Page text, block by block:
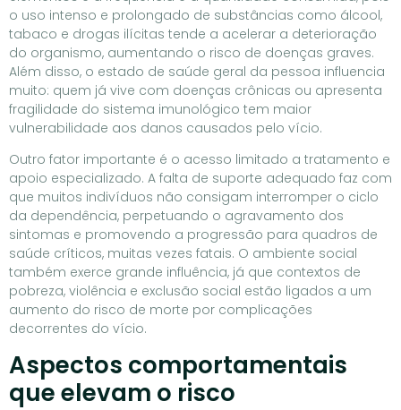
o uso intenso e prolongado de substâncias como álcool,
tabaco e drogas ilícitas tende a acelerar a deterioração
do organismo, aumentando o risco de doenças graves.
Além disso, o estado de saúde geral da pessoa influencia
muito: quem já vive com doenças crônicas ou apresenta
fragilidade do sistema imunológico tem maior
vulnerabilidade aos danos causados pelo vício.
Outro fator importante é o acesso limitado a tratamento e
apoio especializado. A falta de suporte adequado faz com
que muitos indivíduos não consigam interromper o ciclo
da dependência, perpetuando o agravamento dos
sintomas e promovendo a progressão para quadros de
saúde críticos, muitas vezes fatais. O ambiente social
também exerce grande influência, já que contextos de
pobreza, violência e exclusão social estão ligados a um
aumento do risco de morte por complicações
decorrentes do vício.
Aspectos comportamentais
que elevam o risco